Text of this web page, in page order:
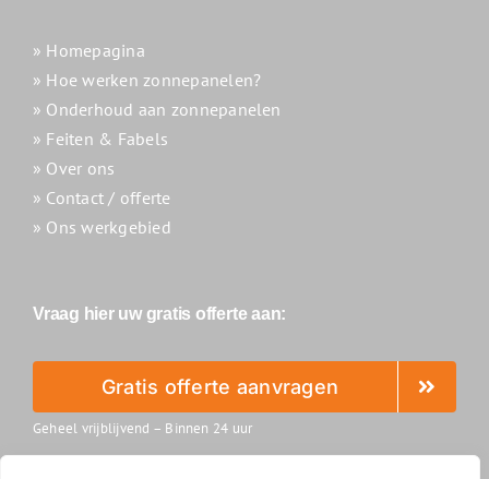
» Homepagina
» Hoe werken zonnepanelen?
» Onderhoud aan zonnepanelen
» Feiten & Fabels
» Over ons
» Contact / offerte
» Ons werkgebied
Vraag hier uw gratis offerte aan:
Gratis offerte aanvragen
Geheel vrijblijvend – Binnen 24 uur